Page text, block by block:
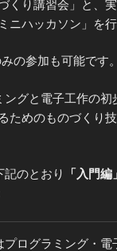
くり講習会」と、
ニハッカソン」を行
の参加も可能です
ングと電子工作の初
ためのものづくり
記のとおり 「入門編」
プログラミング・電